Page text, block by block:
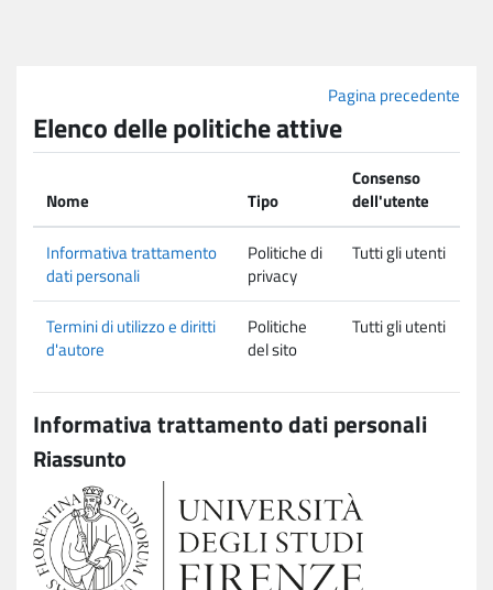
Pagina precedente
Elenco delle politiche attive
Nome Tipo
Consenso
dell'utente
Informativa trattamento
dati personali
Politiche di
privacy
Tutti gli utenti
Termini di utilizzo e diritti
d'autore
Politiche
del sito
Tutti gli utenti
Informativa trattamento dati personali
Riassunto